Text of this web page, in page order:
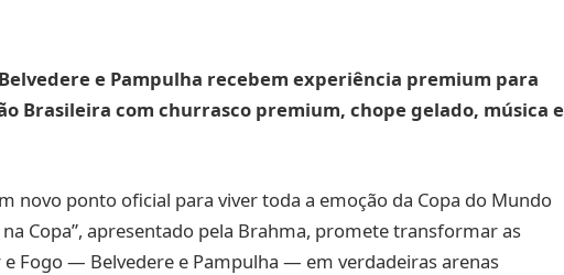
e Pampulha recebem experiência premium para
Brasileira com churrasco premium, chope gelado, música e
novo ponto oficial para viver toda a emoção da Copa do Mundo
Copa”, apresentado pela Brahma, promete transformar as
Fogo — Belvedere e Pampulha — em verdadeiras arenas